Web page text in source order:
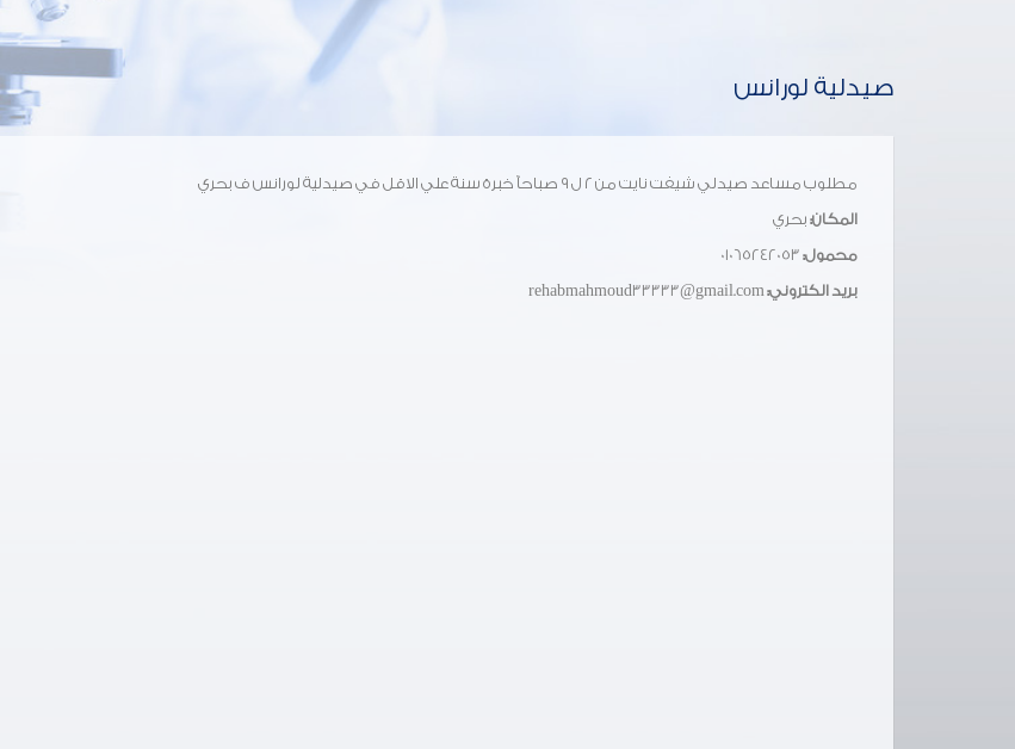
صيدلية لورانس
مطلوب مساعد صيدلي شيفت نايت من ٢ ل ٩ صباحآ خبرة سنة علي الاقل في صيدلية لورانس ف بحري
المكان: بحري
محمول:
بريد الكتروني: